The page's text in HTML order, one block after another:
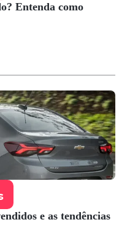
Entenda como
e as tendências